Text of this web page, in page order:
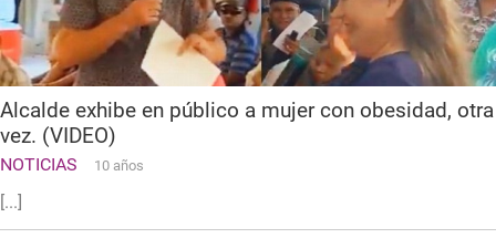
Alcalde exhibe en público a mujer con obesidad, otra
vez. (VIDEO)
NOTICIAS 10 años
[...]